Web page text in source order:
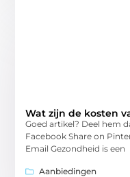
Wat zijn de kosten
Goed artikel? Deel hem
Facebook Share on
Email Gezondheid is een
Aanbiedingen